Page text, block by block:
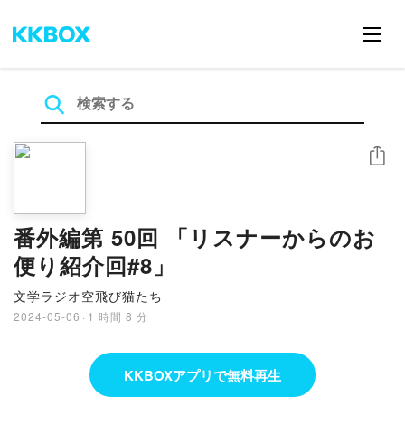
番外編第 50回 「リスナーからのお
便り紹介回#8」
文学ラジオ空飛び猫たち
2024-05-06 · 1 時間 8 分
シェア
KKBOXアプリで無料再生